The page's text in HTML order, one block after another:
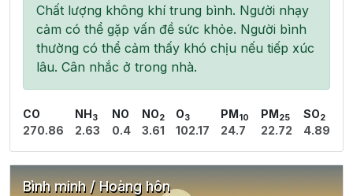
Chất lượng không khí trung bình. Người nhạy
cảm có thể gặp vấn đề sức khỏe. Người bình
thường có thể cảm thấy khó chịu nếu tiếp xúc
lâu. Cân nhắc ở trong nhà.
CO
270.86
NH 3
2.63
NO
0.4
NO2
3.61
O3
102.17
PM 10
24.7
PM 25
22.72
SO2
4.89
Bình minh / Hoàng hôn